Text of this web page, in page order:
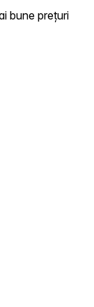
bune prețuri